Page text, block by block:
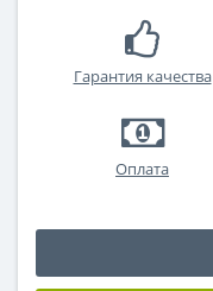
Гарантия качества
Оплата